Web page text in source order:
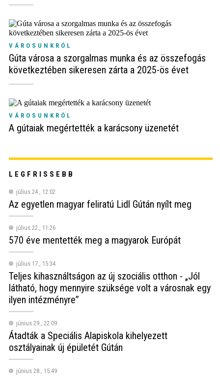
VÁROSUNKRÓL
Gúta városa a szorgalmas munka és az összefogás
következtében sikeresen zárta a 2025-ös évet
VÁROSUNKRÓL
A gútaiak megértették a karácsony üzenetét
LEGFRISSEBB
július 24., 12:02
Az egyetlen magyar feliratú Lidl Gútán nyílt meg
július 22., 11:26
570 éve mentették meg a magyarok Európát
július 17., 15:34
Teljes kihasználtságon az új szociális otthon - „Jól
látható, hogy mennyire szüksége volt a városnak egy
ilyen intézményre”
június 29., 22:09
Átadták a Speciális Alapiskola kihelyezett
osztályainak új épületét Gútán
június 28., 15:49